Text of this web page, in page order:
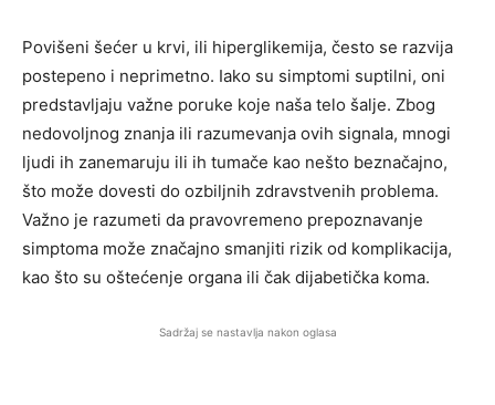
Povišeni šećer u krvi, ili hiperglikemija, često se razvija
postepeno i neprimetno. Iako su simptomi suptilni, oni
predstavljaju važne poruke koje naša telo šalje. Zbog
nedovoljnog znanja ili razumevanja ovih signala, mnogi
ljudi ih zanemaruju ili ih tumače kao nešto beznačajno,
što može dovesti do ozbiljnih zdravstvenih problema.
Važno je razumeti da pravovremeno prepoznavanje
simptoma može značajno smanjiti rizik od komplikacija,
kao što su oštećenje organa ili čak dijabetička koma.
Sadržaj se nastavlja nakon oglasa